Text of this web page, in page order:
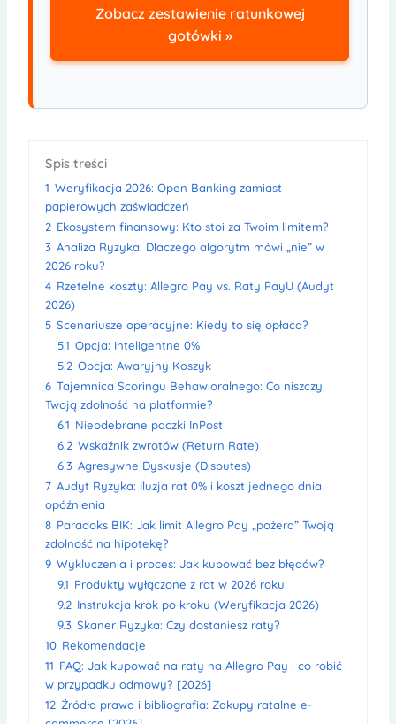
Zobacz zestawienie ratunkowej
gotówki »
Spis treści
1 Weryfikacja 2026: Open Banking zamiast
papierowych zaświadczeń
2 Ekosystem finansowy: Kto stoi za Twoim limitem?
3 Analiza Ryzyka: Dlaczego algorytm mówi „nie” w
2026 roku?
4 Rzetelne koszty: Allegro Pay vs. Raty PayU (Audyt
2026)
5 Scenariusze operacyjne: Kiedy to się opłaca?
5.1 Opcja: Inteligentne 0%
5.2 Opcja: Awaryjny Koszyk
6 Tajemnica Scoringu Behawioralnego: Co niszczy
Twoją zdolność na platformie?
6.1 Nieodebrane paczki InPost
6.2 Wskaźnik zwrotów (Return Rate)
6.3 Agresywne Dyskusje (Disputes)
7 Audyt Ryzyka: Iluzja rat 0% i koszt jednego dnia
opóźnienia
8 Paradoks BIK: Jak limit Allegro Pay „pożera” Twoją
zdolność na hipotekę?
9 Wykluczenia i proces: Jak kupować bez błędów?
9.1 Produkty wyłączone z rat w 2026 roku:
9.2 Instrukcja krok po kroku (Weryfikacja 2026)
9.3 Skaner Ryzyka: Czy dostaniesz raty?
10 Rekomendacje
11 FAQ: Jak kupować na raty na Allegro Pay i co robić
w przypadku odmowy? [2026]
12 Źródła prawa i bibliografia: Zakupy ratalne e-